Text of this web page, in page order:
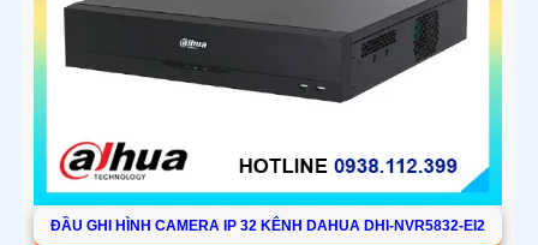
ĐẦU GHI HÌNH CAMERA IP 32 KÊNH DAHUA DHI-NVR5832-EI2